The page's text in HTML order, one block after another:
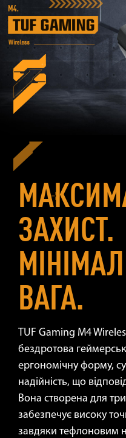
ЗАХИСТ.
ВАГА.
TUF Gaming M4
бездротова
ергономічну форму,
надійність, що
Вона створена для
забезпечує високу
завдяки тефлоновим